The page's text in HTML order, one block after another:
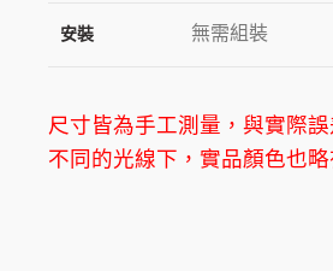
安裝 無需組裝
尺寸皆為手工測量，與實際誤
不同的光線下，實品顏色也